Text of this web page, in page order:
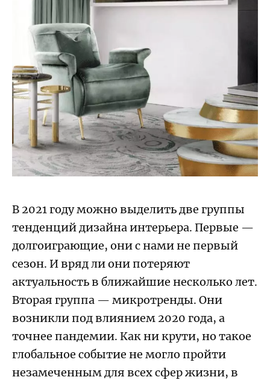
В 2021 году можно выделить две группы
тенденций дизайна интерьера. Первые —
долгоиграющие, они с нами не первый
сезон. И вряд ли они потеряют
актуальность в ближайшие несколько лет.
Вторая группа — микротренды. Они
возникли под влиянием 2020 года, а
точнее пандемии. Как ни крути, но такое
глобальное событие не могло пройти
незамеченным для всех сфер жизни, в